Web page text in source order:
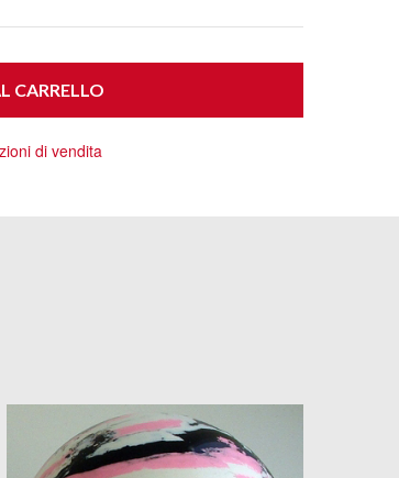
CARRELLO
di vendita